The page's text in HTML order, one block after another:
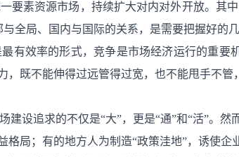
要素资源市场，持续扩大对内对外开放。其
全局、国内与国际的关系，是需要把握好的几
有效率的形式，竞争是市场经济运行的重要
，既不能伸得过远管得过宽，也不能甩手不
设追求的不仅是“大”，更是“通”和“活”。
格局；有的地方人为制造“政策洼地”，诱使